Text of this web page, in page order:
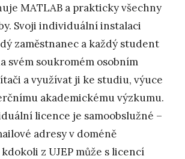
MATLAB a prakticky všechny
Svoji individuální instalaci
zaměstnanec a každý student
svém soukromém osobním
a využívat ji ke studiu, výuce
akademickému výzkumu.
licence je samoobslužné –
adresy v doméně
z UJEP může s licencí